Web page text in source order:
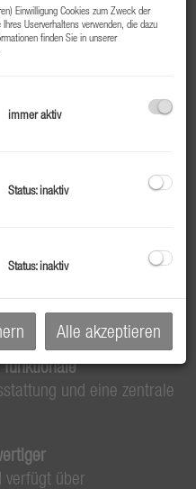
in Bad
saniert
Wohnkonzept
.
im
funktionale
und eine zentrale
verfügt über
Einwilligung Cookies zum Zweck der
Userverhaltens verwenden, die dazu
finden Sie in unserer
immer aktiv
Status: inaktiv
Status: inaktiv
Alle akzeptieren